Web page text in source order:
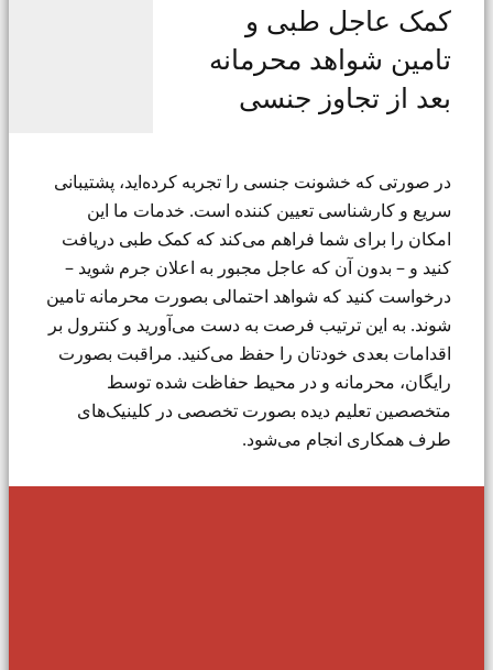
کمک عاجل طبی و
تامین شواهد محرمانه
بعد از تجاوز جنسی
در صورتی که خشونت جنسی را تجربه کرده‌اید، پشتیبانی
سریع و کارشناسی تعیین کننده است. خدمات ما این
امکان را برای شما فراهم می‌کند که کمک طبی دریافت
کنید و – بدون آن که عاجل مجبور به اعلان جرم شوید –
درخواست کنید که شواهد احتمالی بصورت محرمانه تامین
شوند. به این ترتیب فرصت به دست می‌آورید و کنترول بر
اقدامات بعدی خودتان را حفظ می‌کنید. مراقبت بصورت
رایگان، محرمانه و در محیط حفاظت شده توسط
متخصصین تعلیم دیده بصورت تخصصی در کلینیک‌های
طرف همکاری انجام می‌شود.